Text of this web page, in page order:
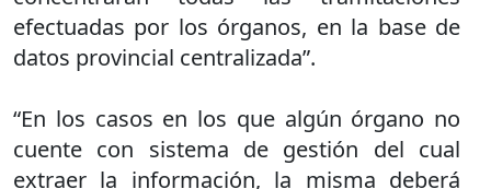
efectuadas por los órganos, en la base de
datos provincial centralizada”.
“En los casos en los que algún órgano no
cuente con sistema de gestión del cual
extraer la información, la misma deberá